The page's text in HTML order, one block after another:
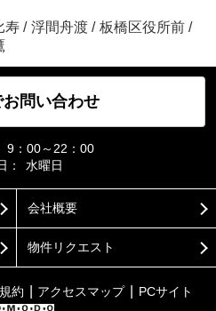
寿 / 浮間舟渡 / 板橋区役所前 /
お問い合わせ
9：00～22：00
：
水曜日
会社概要
物件リクエスト
約 アクセスマップ PCサイト